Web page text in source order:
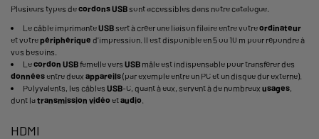
Plusieurs types decordonsUSBsont accessibles dans notre catalogue.
Le câble imprimanteUSBsert à créer une liaison filaire entre votreordinateur
et votrepériphérique d'impression. Il est disponible en 5 ou 10 m pour répondre à
vos besoins.
Lecordon USBfemelle vers USB mâle est indispensable pour transférer des
donnéesentre deux appareils(par exemple entre un PC et un disque dur externe).
Polyvalents, les câbles USB-C, quant à eux, servent à de nombreux usages,
dont latransmission vidéo etaudio.
HDMI